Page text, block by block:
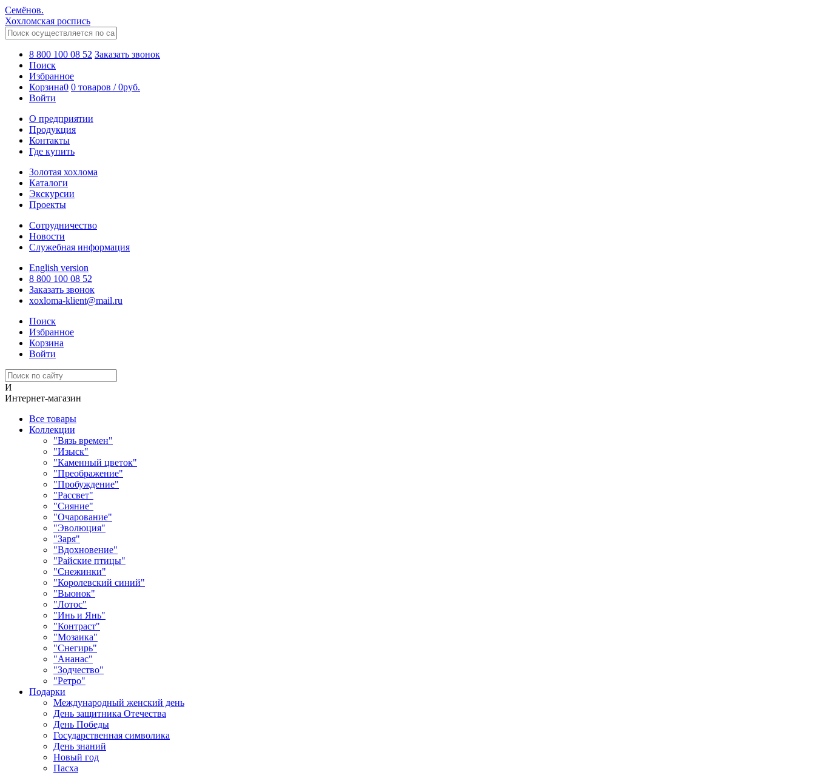
Семёнов.
Хохломская роспись
8 800 100 08 52 Заказать звонок
Поиск
Избранное
Корзина0 0 товаров /0руб.
Войти
О предприятии
Продукция
Контакты
Где купить
Золотая хохлома
Каталоги
Экскурсии
Проекты
Сотрудничество
Новости
Служебная информация
English version
8 800 100 08 52
Заказать звонок
xoxloma-klient@mail.ru
Поиск
Избранное
Корзина
Войти
И
Интернет-магазин
Все товары
Коллекции
"Вязь времен"
"Изыск"
"Каменный цветок"
"Преображение"
"Пробуждение"
"Рассвет"
"Сияние"
"Очарование"
"Эволюция"
"Заря"
"Вдохновение"
"Райские птицы"
"Снежинки"
"Королевский синий"
"Вьюнок"
"Лотос"
"Инь и Янь"
"Контраст"
"Мозаика"
"Снегирь"
"Ананас"
"Зодчество"
"Ретро"
Подарки
Международный женский день
День защитника Отечества
День Победы
Государственная символика
День знаний
Новый год
Пасха